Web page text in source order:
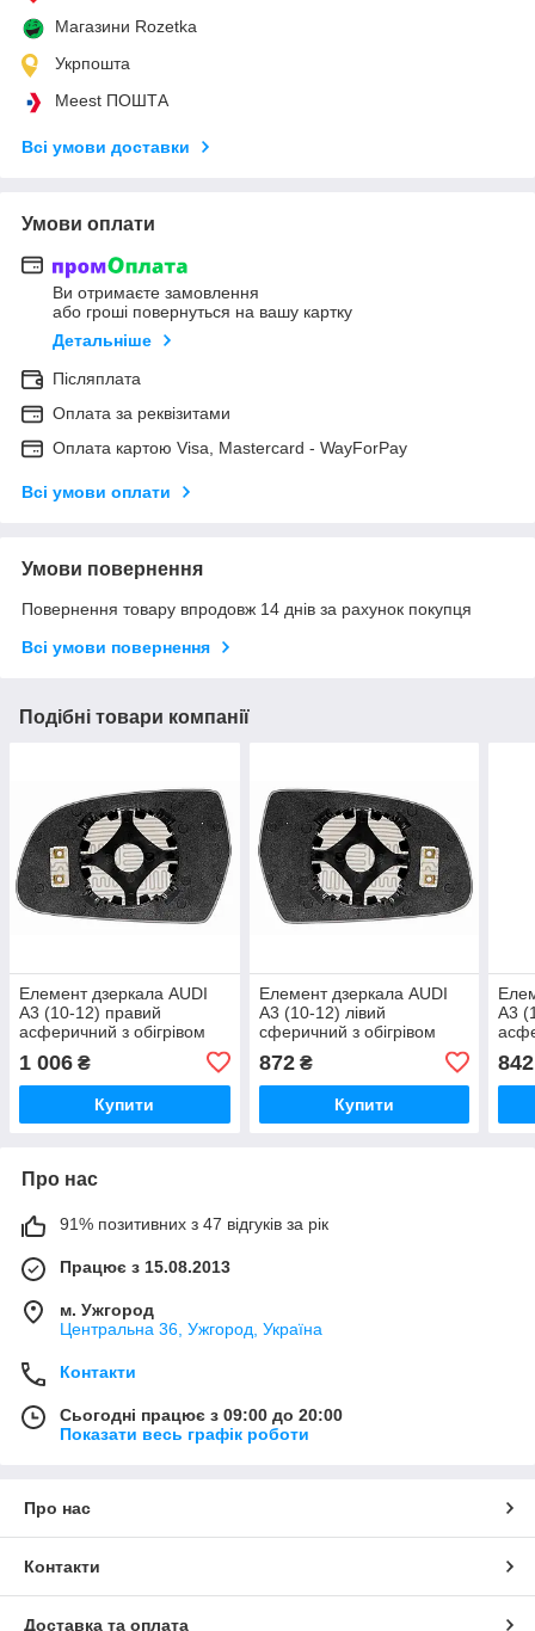
Магазини Rozetka
Укрпошта
Meest ПОШТА
Всі умови доставки
Умови оплати
Ви отримаєте замовлення
або гроші повернуться на вашу картку
Детальніше
Післяплата
Оплата за реквізитами
Оплата картою Visa, Mastercard - WayForPay
Всі умови оплати
Умови повернення
Повернення товару впродовж 14 днів за рахунок покупця
Всі умови повернення
Подібні товари компанії
Елемент дзеркала AUDI
A3 (10-12) правий
асферичний з обігрівом
1 006 ₴
Купити
Елемент дзеркала AUDI
A3 (10-12) лівий
сферичний з обігрівом
872₴
Купити
A3
842
Про нас
91% позитивних з 47 відгуків за рік
Працює з 15.08.2013
м. Ужгород
Центральна 36, Ужгород, Україна
Контакти
Сьогодні працює з 09:00 до 20:00
Показати весь графік роботи
Про нас
Контакти
Доставка та оплата